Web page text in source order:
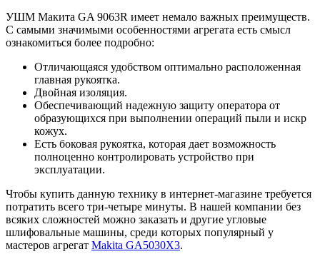
УШМ Макита GA 9063R имеет немало важных преимуществ.
С самыми значимыми особенностями агрегата есть смысл
ознакомиться более подробно:
Отличающаяся удобством оптимально расположенная
главная рукоятка.
Двойная изоляция.
Обеспечивающий надежную защиту оператора от
образующихся при выполнении операций пыли и искр
кожух.
Есть боковая рукоятка, которая дает возможность
полноценно контролировать устройство при
эксплуатации.
Чтобы купить данную технику в интернет-магазине требуется
потратить всего три-четыре минуты. В нашей компании без
всяких сложностей можно заказать и другие угловые
шлифовальные машины, среди которых популярный у
мастеров агрегат Makita GA5030X3.